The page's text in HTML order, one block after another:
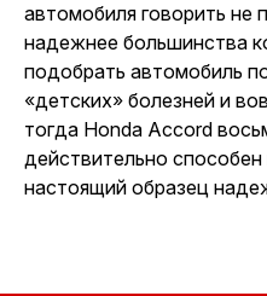
автомобиля говорить не
надежнее большинства
подобрать автомобиль
«детских» болезней и
тогда Honda Accord
действительно
настоящий образец